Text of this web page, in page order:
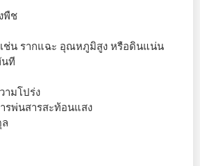
พืช
ช่น รากแฉะ อุณหภูมิสูง หรือดินแน่น
ที
ามโปร่ง
พ่นสารสะท้อนแสง